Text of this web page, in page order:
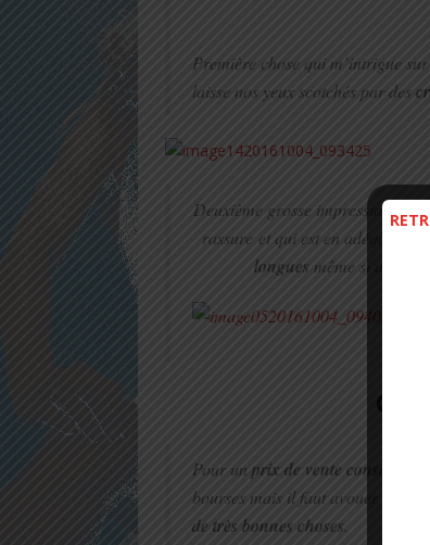
Première chose qui m’intrigue sur
laisse nos yeux scotchés par des
Deuxième grosse impression, c’est
rassure et qui est en adéquation
longues même si après
Pour un prix de vente conseillé de
bourses mais il faut avouer que je
de très bonnes choses.